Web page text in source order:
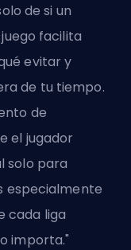
de si un
facilita
evitar y
de tu tiempo.
de
el jugador
solo para
especialmente
cada liga
importa."